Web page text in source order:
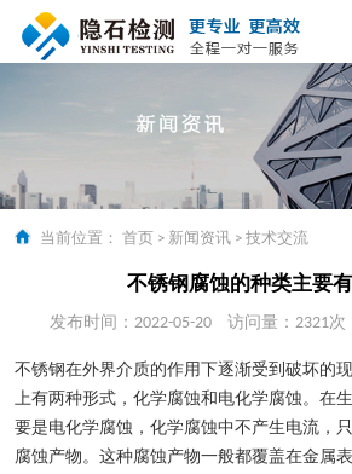
当前位置： 首页 > 新闻资讯 > 技术交流
不锈钢腐蚀的种类主要
发布时间：2022-05-20 访问量：2321次
不锈钢在外界介质的作用下逐渐受到破坏的
上有两种形式，化学腐蚀和电化学腐蚀。在
要是电化学腐蚀，化学腐蚀中不产生电流，
腐蚀产物。这种腐蚀产物一般都覆盖在金属